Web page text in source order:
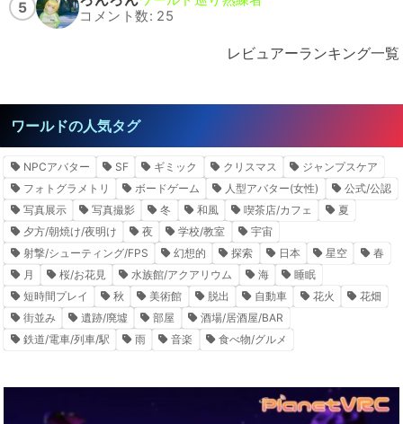
5
コメント数: 25
レビュアーランキング一覧
ワールドの人気タグ
NPCアバター SF ギミック クリスマス
ジャンプスケア
フォトグラメトリ
ボードゲーム 人型アバター(女性)
公式/公認
写真展示
写真撮影 冬 和風 喫茶店/カフェ
夏
夕方/朝焼け/夜明け
夜 学校/教室
宇宙
射撃/シューティング/FPS
幻想的 探索 日本 星空
春
月
桜/お花見 水族館/アクアリウム 海
睡眠
短時間プレイ
秋 美術館 脱出 自動車 花火
花畑
街並み
遺跡/廃墟 部屋
酒場/居酒屋/BAR
鉄道/電車/列車/駅
雨 音楽 食べ物/グルメ